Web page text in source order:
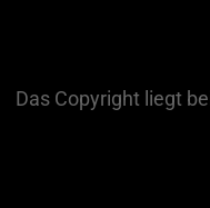
Das Copyright liegt